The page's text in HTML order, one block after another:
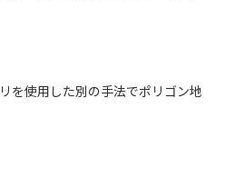
を使用した別の手法でポリゴン地